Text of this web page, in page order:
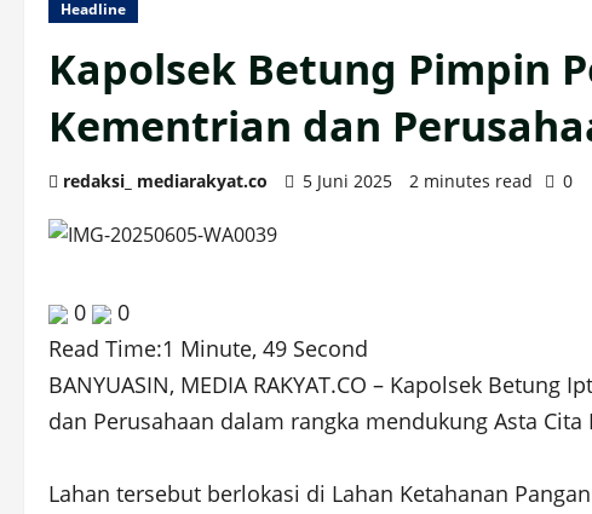
Headline
Kapolsek Betung Pimpin
Kementrian dan
redaksi_ mediarakyat.co 5 Juni 2025 2 minutes read 0
0
0
Read Time:1 Minute, 49 Second
BANYUASIN, MEDIA RAKYAT.CO – Kapolsek
dan Perusahaan dalam rangka mendukung Asta Cita
Lahan tersebut berlokasi di Lahan Ketahanan